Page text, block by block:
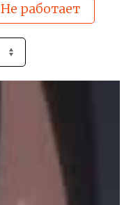
Не работает